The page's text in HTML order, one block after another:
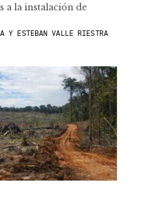
a la instalación de
Y ESTEBAN VALLE RIESTRA